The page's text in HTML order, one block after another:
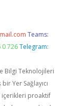
Teams:
0 726 Telegram:
Bilgi Teknolojileri
Yer Sağlayıcı
içerikleri proaktif